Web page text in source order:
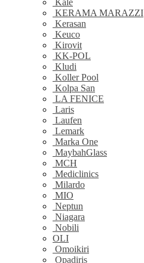
Kale
KERAMA MARAZZI
Kerasan
Keuco
Kirovit
KK-POL
Kludi
Koller Pool
Kolpa San
LA FENICE
Laris
Laufen
Lemark
Marka One
MaybahGlass
MCH
Mediclinics
Milardo
MIO
Neptun
Niagara
Nobili
OLI
Omoikiri
Opadiris